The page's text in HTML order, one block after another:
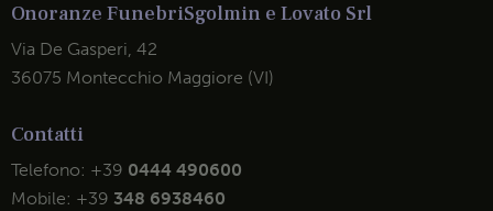
Onoranze FunebriSgolmin e Lovato Srl
Via De Gasperi, 42
36075 Montecchio Maggiore (VI)
Contatti
Telefono: +39 0444 490600
Mobile: +39 348 6938460